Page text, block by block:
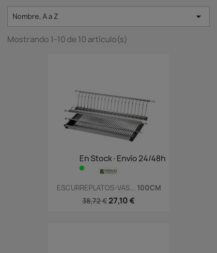
Nombre, A a Z 
Mostrando 1-10 de 10 artículo(s)
En Stock·Envío 24/48h
ESCURREPLATOS-VAS... 100CM
38,72 € 27,10 €